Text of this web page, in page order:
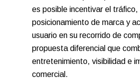
es posible incentivar el tráfico,
posicionamiento de marca y
usuario en su recorrido de
propuesta diferencial que
entretenimiento, visibilidad e
comercial.